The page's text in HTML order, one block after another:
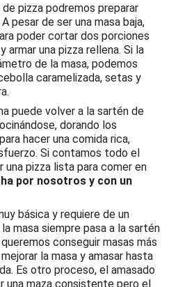
pizza podremos preparar
pesar de ser una masa baja,
poder cortar dos porciones
armar una pizza rellena. Si la
de la masa, podemos
caramelizada, setas y
puede volver a la sartén de
dorando los
hacer una comida rica,
Si contamos todo el
pizza lista para comer en
por nosotros y con un
básica y requiere de un
masa siempre pasa a la sartén
conseguir masas más
la masa y amasar hasta
Es otro proceso, el amasado
una maza consistente pero el